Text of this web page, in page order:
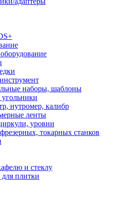
наборы, шаблоны
нутромер, калибр
ленты
уровни
токарных станков
и стеклу
плитки